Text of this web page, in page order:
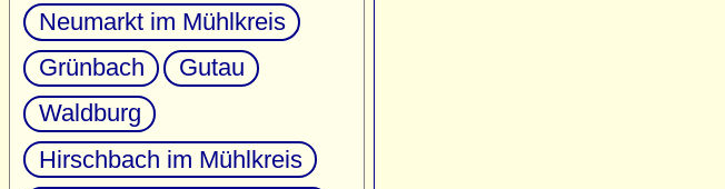
Neumarkt im Mühlkreis
Grünbach
Gutau
Waldburg
Hirschbach im Mühlkreis